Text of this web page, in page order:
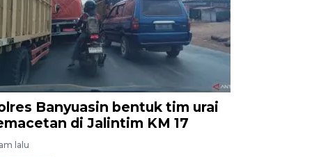
Banyuasin bentuk tim urai
di Jalintim KM 17
lalu